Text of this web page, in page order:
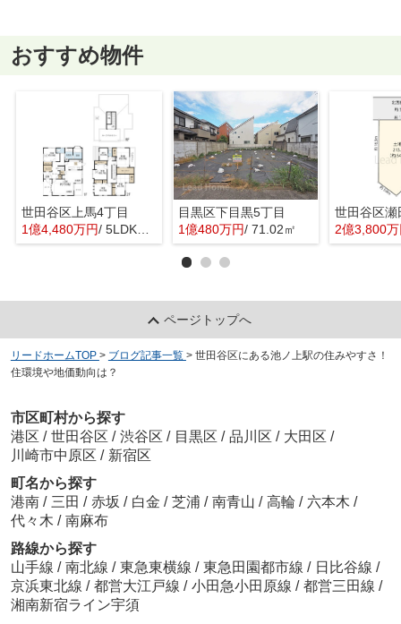
おすすめ物件
世田谷区上馬4丁目
1億4,480万円/ 5LDK＋1S(納戸)
目黒区下目黒5丁目
1億480万円/ 71.02㎡
世田谷区瀬
2億3,800
ページトップへ
リードホームTOP > ブログ記事一覧 > 世田谷区にある池ノ上駅の住みやすさ！
住環境や地価動向は？
市区町村から探す
港区 / 世田谷区 / 渋谷区 / 目黒区 / 品川区 / 大田区 /
川崎市中原区 / 新宿区
町名から探す
港南 / 三田 / 赤坂 / 白金 / 芝浦 / 南青山 / 高輪 / 六本木 /
代々木 / 南麻布
路線から探す
山手線 / 南北線 / 東急東横線 / 東急田園都市線 / 日比谷線 /
京浜東北線 / 都営大江戸線 / 小田急小田原線 / 都営三田線 /
湘南新宿ライン宇須